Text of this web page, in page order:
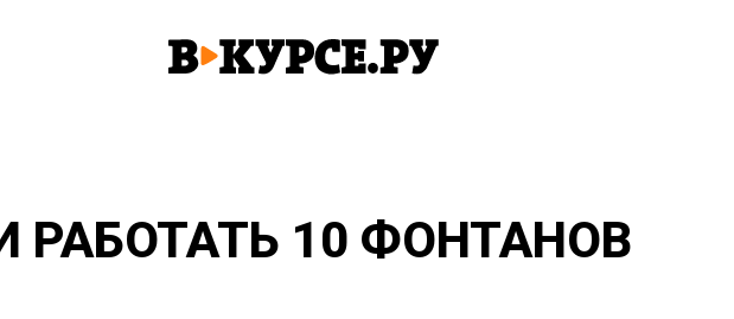
РАБОТАТЬ 10 ФОНТАНОВ